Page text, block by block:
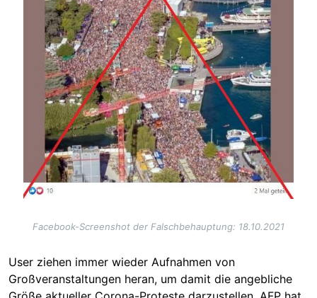
Facebook-Screenshot der Falschbehauptung: 18.10.2021
User ziehen immer wieder Aufnahmen von
Großveranstaltungen heran, um damit die angebliche